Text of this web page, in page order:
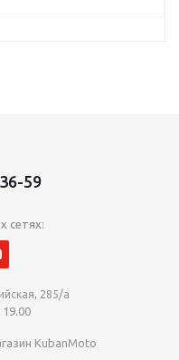
59
сетях:
285/а
19.00
KubanMoto